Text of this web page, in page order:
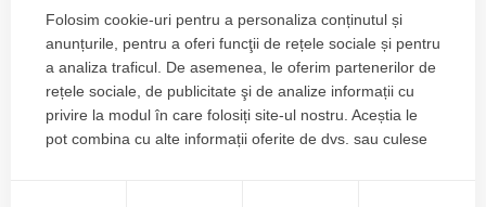
Teren intravilan de 718 mp de vanzare in Mosnita
Veche
Nord 71.990€
718.00 m2
Folosim cookie-uri pentru a personaliza conținutul și
anunțurile, pentru a oferi funcţii de rețele sociale și pentru
a analiza traficul. De asemenea, le oferim partenerilor de
rețele sociale, de publicitate şi de analize informații cu
privire la modul în care folosiți site-ul nostru. Aceștia le
pot combina cu alte informații oferite de dvs. sau culese